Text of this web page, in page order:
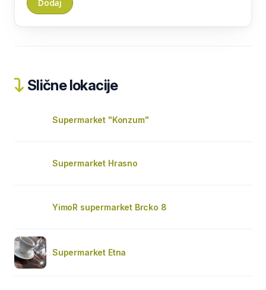
Slične lokacije
Supermarket "Konzum"
Supermarket Hrasno
YimoR supermarket Brcko 8
Supermarket Etna